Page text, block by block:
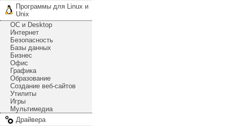
Программы для Linux и
Unix
ОС и Desktop
Интернет
Безопасность
Базы данных
Бизнес
Офис
Графика
Образование
Создание веб-сайтов
Утилиты
Игры
Мультимедиа
Драйвера